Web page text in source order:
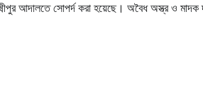
আদালতে সোপর্দ করা হয়েছে। অবৈধ অস্ত্র ও